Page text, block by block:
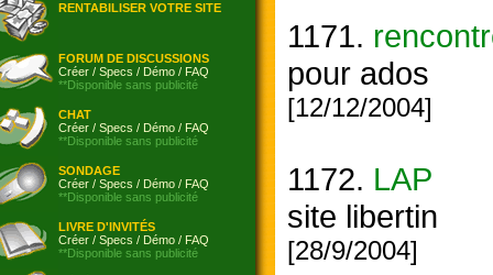
RENTABILISER VOTRE SITE
FORUM DE DISCUSSIONS
Créer / Specs / Démo / FAQ
**Disponible sans publicité
CHAT
Créer / Specs / Démo / FAQ
**Disponible sans publicité
SONDAGE
Créer / Specs / Démo / FAQ
**Disponible sans publicité
LIVRE D'INVITÉS
Créer / Specs / Démo / FAQ
**Disponible sans publicité
1171.
pour ados
[12/12/2004]
1172. LAP
site libertin
[28/9/2004]